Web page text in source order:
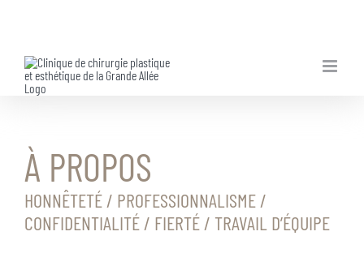
content
À PROPOS
HONNÊTETÉ / PROFESSIONNALISME /
CONFIDENTIALITÉ / FIERTÉ / TRAVAIL D’ÉQUIPE